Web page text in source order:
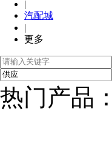
|
汽配城
|
更多
热门产品：